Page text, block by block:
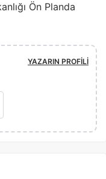
Ön Planda
YAZARIN PROFILI